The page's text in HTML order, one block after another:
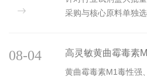
采购与核心原料单独
高灵敏黄曲霉毒素
筑牢食品安全防线
黄曲霉毒素M1毒性强
08-04